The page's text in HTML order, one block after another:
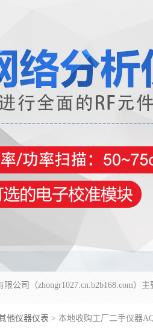
他仪器仪表 > 本地收购工厂二手仪器